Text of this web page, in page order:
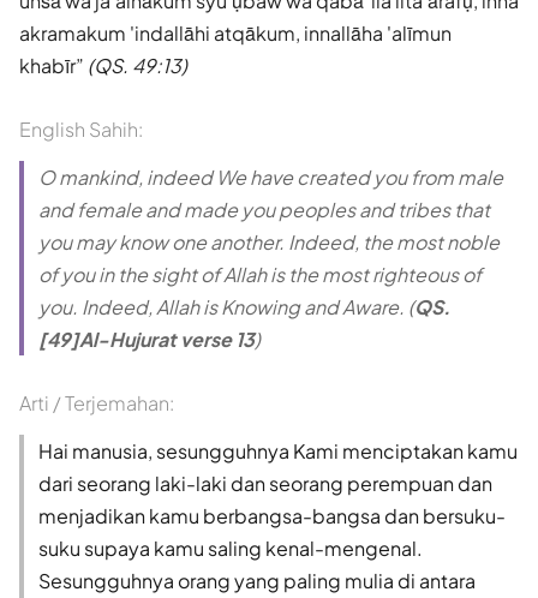
akramakum 'indallāhi atqākum, innallāha 'alīmun
khabīr (QS. 49:13)
English Sahih:
O mankind, indeed We have created you from male
and female and made you peoples and tribes that
you may know one another. Indeed, the most noble
of you in the sight of Allah is the most righteous of
you. Indeed, Allah is Knowing and Aware. (QS.
[49]Al-Hujurat verse 13)
Arti / Terjemahan:
Hai manusia, sesungguhnya Kami menciptakan kamu
dari seorang laki-laki dan seorang perempuan dan
menjadikan kamu berbangsa-bangsa dan bersuku-
suku supaya kamu saling kenal-mengenal.
Sesungguhnya orang yang paling mulia di antara